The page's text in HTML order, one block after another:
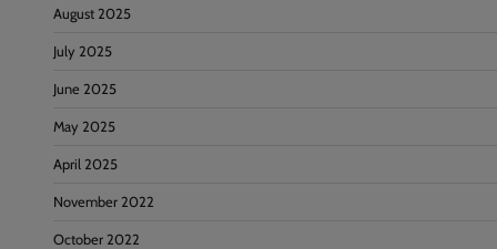
August 2025
July 2025
June 2025
May 2025
April 2025
November 2022
October 2022